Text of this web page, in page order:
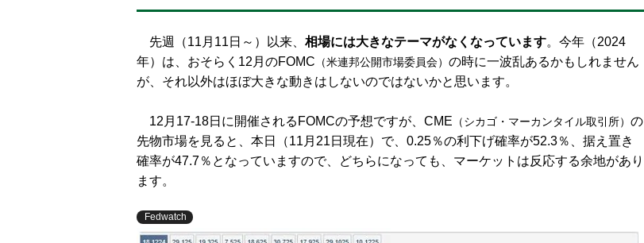
先週（11月11日～）以来、 相場には大きなテーマがなくなっています。今年（2024
年）は、おそらく12月のFOMC （米連邦公開市場委員会） の時に一波乱あるかもしれません
が、それ以外はほぼ大きな動きはしないのではないかと思います。
12月17-18日に開催されるFOMCの予想ですが、CME （シカゴ・マーカンタイル取引所） の
先物市場を見ると、本日（11月21日現在）で、0.25％の利下げ確率が52.3％、据え置き
確率が47.7％となっていますので、どちらになっても、マーケットは反応する余地があり
ます。
Fedwatch